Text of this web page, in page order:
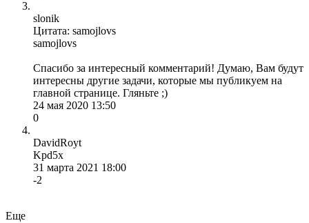
slonik
Цитата: samojlovs
samojlovs
Спасибо за интересный комментарий! Думаю, Вам будут
интересны другие задачи, которые мы публикуем на
главной странице. Гляньте ;)
24 мая 2020 13:50
0
DavidRoyt
Kpd5x
31 марта 2021 18:00
-2
Еще